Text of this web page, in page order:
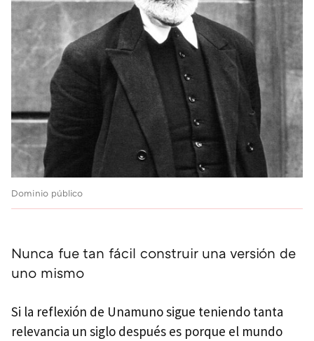
Dominio público
Nunca fue tan fácil construir una versión de
uno mismo
Si la reflexión de Unamuno sigue teniendo tanta
relevancia un siglo después es porque el mundo